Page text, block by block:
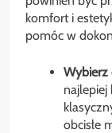
komfort i
pomóc w
Wybierz
najlepiej
obcisłe